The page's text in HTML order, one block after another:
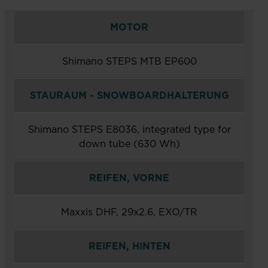
MOTOR
Shimano STEPS MTB EP600
STAURAUM - SNOWBOARDHALTERUNG
Shimano STEPS E8036, integrated type for
down tube (630 Wh)
REIFEN, VORNE
Maxxis DHF, 29x2.6, EXO/TR
REIFEN, HINTEN